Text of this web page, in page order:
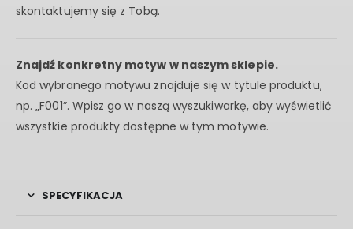
skontaktujemy się z Tobą.
Znajdź konkretny motyw w naszym sklepie.
Kod wybranego motywu znajduje się w tytule produktu,
np. „F001”. Wpisz go w naszą wyszukiwarkę, aby wyświetlić
wszystkie produkty dostępne w tym motywie.
SPECYFIKACJA